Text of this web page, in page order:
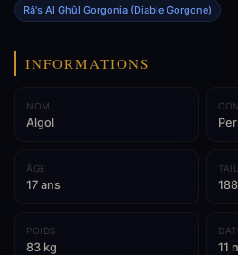
Râ's Al Ghûl Gorgonia (Diable Gorgone)
INFORMATIONS
NOM
Algol
ÂGE
17 ans
POIDS
83 kg 11